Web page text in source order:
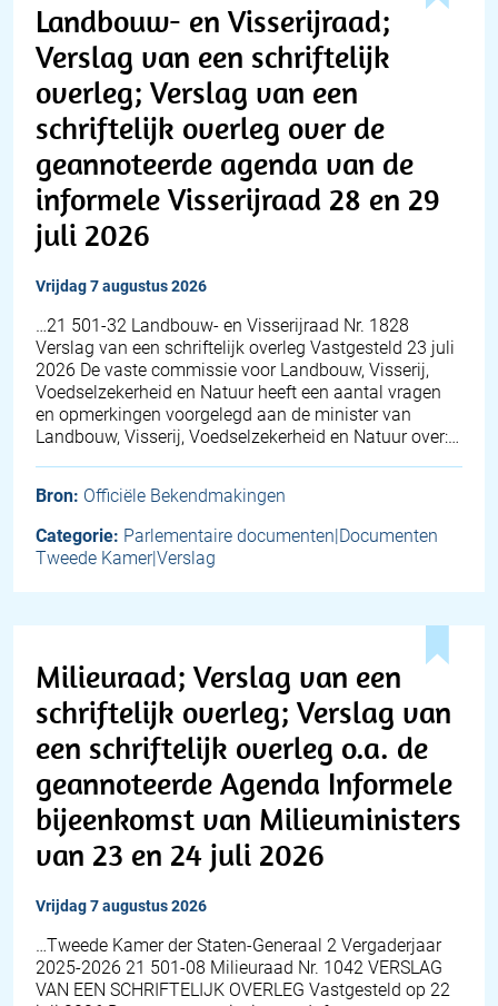
Landbouw- en Visserijraad;
Verslag van een schriftelijk
overleg; Verslag van een
schriftelijk overleg over de
geannoteerde agenda van de
informele Visserijraad 28 en 29
juli 2026
vrijdag 7 augustus 2026
…21 501-32 Landbouw- en Visserijraad Nr. 1828
Verslag van een schriftelijk overleg Vastgesteld 23 juli
2026 De vaste commissie voor Landbouw, Visserij,
Voedselzekerheid en Natuur heeft een aantal vragen
en opmerkingen voorgelegd aan de minister van
Landbouw, Visserij, Voedselzekerheid en Natuur over:…
Bron: Officiële Bekendmakingen
Categorie: Parlementaire documenten|Documenten
Tweede Kamer|Verslag
Milieuraad; Verslag van een
schriftelijk overleg; Verslag van
een schriftelijk overleg o.a. de
geannoteerde Agenda Informele
bijeenkomst van Milieuministers
van 23 en 24 juli 2026
vrijdag 7 augustus 2026
…Tweede Kamer der Staten-Generaal 2 Vergaderjaar
2025-2026 21 501-08 Milieuraad Nr. 1042 VERSLAG
VAN EEN SCHRIFTELIJK OVERLEG Vastgesteld op 22